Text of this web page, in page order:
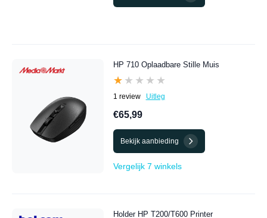
HP 710 Oplaadbare Stille Muis
★★★★★
★★★★★
1 review Uitleg
€65,99
Bekijk aanbieding
Vergelijk 7 winkels
Holder HP T200/T600 Printer